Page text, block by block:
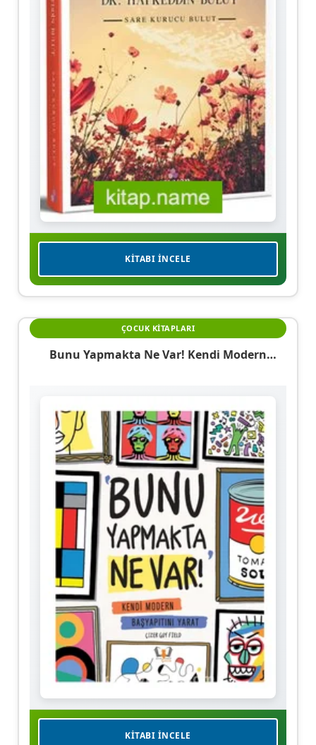
KITABI İNCELE
ÇOCUK KITAPLARI
Bunu Yapmakta Ne Var! Kendi Modern
KITABI İNCELE